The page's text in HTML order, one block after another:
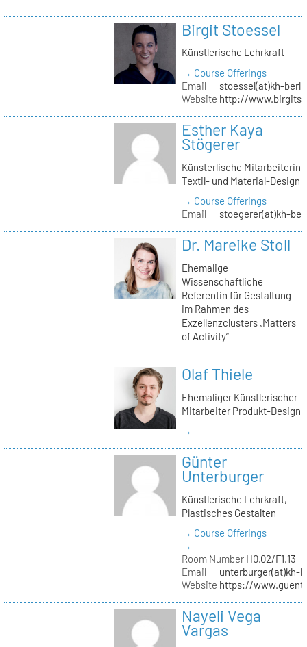
Birgit Stoessel
Künstlerische Lehrkraft
→ Course Offerings
Email
stoessel(at)kh-
Website http://
Esther Kaya
Stögerer
Künsterlische Mitarbeiterin
Textil- und Material-Design
→ Course Offerings
Email
stoegerer(at)kh-
Dr. Mareike Stoll
Ehemalige
Wissenschaftliche
Referentin für Gestaltung
im Rahmen des
Exzellenzclusters „Matters
of Activity“
Olaf Thiele
Ehemaliger Künstlerischer
Mitarbeiter Produkt-Design
→
Günter
Unterburger
Künstlerische Lehrkraft,
Plastisches Gestalten
→ Course Offerings
→
Room NumberH0.02/F1.13
Email
unterburger(at)kh-
Website https://
Nayeli Vega
Vargas